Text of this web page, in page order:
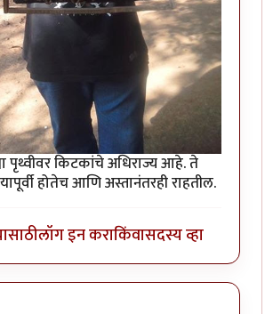
पृथ्वीवर किटकांचे अधिराज्य आहे. ते
होतेच आणि अस्तानंतरही राहतील.
लॉग इन कराकिंवासदस्य व्हा